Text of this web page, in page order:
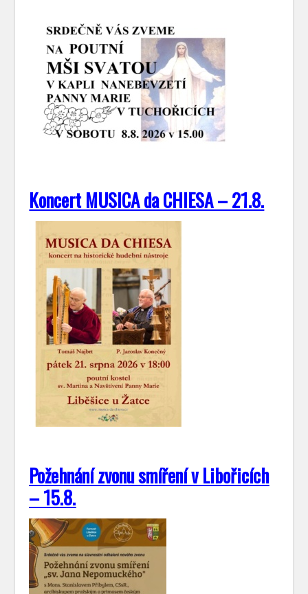
Koncert MUSICA da CHIESA – 21.8.
Požehnání zvonu smíření v Libořicích
– 15.8.